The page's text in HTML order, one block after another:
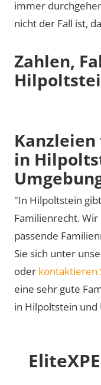
immer
nicht der Fall ist,
Zahlen,
in
"In Hilpoltstein
Familienrecht.
passende
Sie sich unter
oder kontaktieren
eine sehr gute
in Hilpoltstein und